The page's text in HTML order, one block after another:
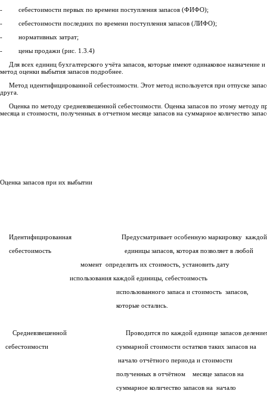
- себестоимости первых по времени поступления запасов (ФИФО);
- себестоимости последних по времени поступления запасов (ЛИФО);
- нормативных затрат;
- цены продажи (рис. 1.3.4)
Для всех единиц бухгалтерского учёта запасов, которые имеют одинаковое назначение
метод оценки выбытия запасов подробнее.
Метод идентифицированной себестоимости. Этот метод используется при отпуске
друга.
Оценка по методу средневзвешенной себестоимости. Оценка запасов по этому методу
месяца и стоимости, полученных в отчетном месяце запасов на суммарное количество
Оценка запасов при их выбытии
Идентифицированная Предусматривает особенную
себестоимость единицы запасов, которая позволяет в любой
момент определить их стоимость, установить дату
использования каждой единицы, себестоимость
использованного запаса и стоимость запасов,
которые остались.
Средневзвешенной Проводится по каждой единице запасов
себестоимости суммарной стоимости остатков таких запасов на
начало отчётного периода и стоимости
полученных в отчётном месяце запасов на
суммарное количество запасов на начало